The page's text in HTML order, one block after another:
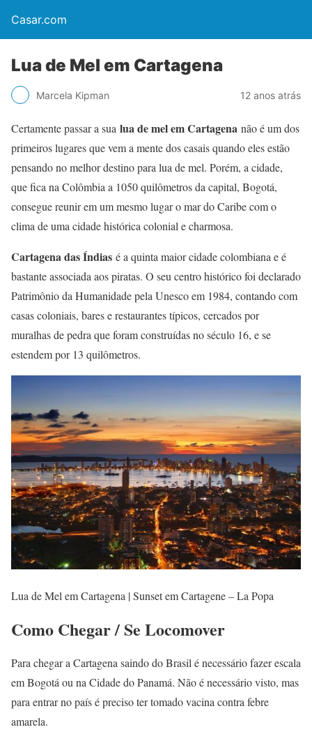
Casar.com
Lua de Mel em Cartagena
Marcela Kipman 12 anos atrás
Certamente passar a sua lua de mel em Cartagena não é um dos
primeiros lugares que vem a mente dos casais quando eles estão
pensando no melhor destino para lua de mel. Porém, a cidade,
que fica na Colômbia a 1050 quilômetros da capital, Bogotá,
consegue reunir em um mesmo lugar o mar do Caribe com o
clima de uma cidade histórica colonial e charmosa.
Cartagena das Índias é a quinta maior cidade colombiana e é
bastante associada aos piratas. O seu centro histórico foi declarado
Patrimônio da Humanidade pela Unesco em 1984, contando com
casas coloniais, bares e restaurantes típicos, cercados por
muralhas de pedra que foram construídas no século 16, e se
estendem por 13 quilômetros.
Lua de Mel em Cartagena | Sunset em Cartagene – La Popa
Como Chegar / Se Locomover
Para chegar a Cartagena saindo do Brasil é necessário fazer escala
em Bogotá ou na Cidade do Panamá. Não é necessário visto, mas
para entrar no país é preciso ter tomado vacina contra febre
amarela.